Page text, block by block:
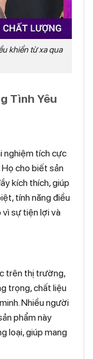
khiển từ xa qua
Tình Yêu
nghiệm tích cực
cho biết sản
kích thích, giúp
tính năng điều
sự tiện lợi và
trên thị trường,
trọng, chất liệu
Nhiều người
phẩm này
loại, giúp mang